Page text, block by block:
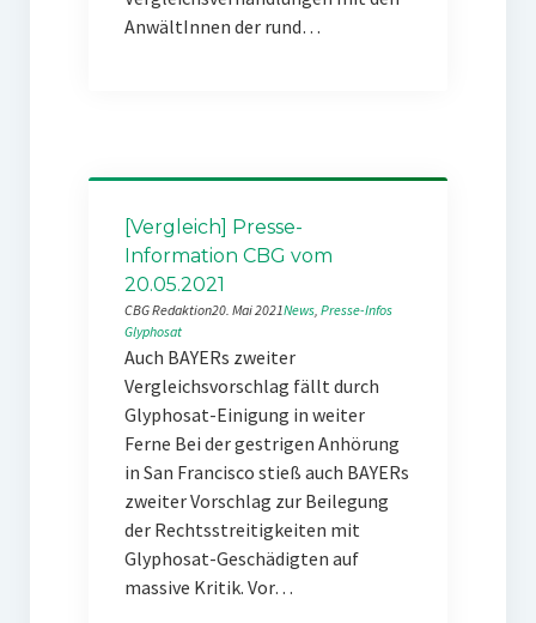
AnwältInnen der rund…
[Vergleich] Presse-
Information CBG vom
20.05.2021
CBG Redaktion20. Mai 2021News, Presse-Infos
Glyphosat
Auch BAYERs zweiter
Vergleichsvorschlag fällt durch
Glyphosat-Einigung in weiter
Ferne Bei der gestrigen Anhörung
in San Francisco stieß auch BAYERs
zweiter Vorschlag zur Beilegung
der Rechtsstreitigkeiten mit
Glyphosat-Geschädigten auf
massive Kritik. Vor…